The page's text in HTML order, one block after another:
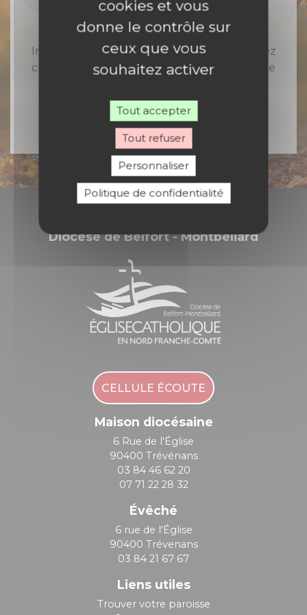
Inscrivez-vous à notre newsletter et recevez
chaque semaine toute l'actualité catholique
Diocèse de Belfort - Montbéliard
CELLULE ÉCOUTE
Maison diocésaine
6 Rue de l'Église
90400 Trévénans
03 84 46 62 20
07 71 22 28 32
Évêché
6 rue de l'Église
90400 Trévenans
03 84 21 67 67
Liens utiles
Trouver votre paroisse
cookies et vous
donne le contrôle sur
ceux que vous
souhaitez activer
Tout accepter
Tout refuser
Personnaliser
Politique de confidentialité